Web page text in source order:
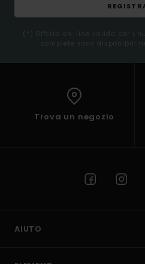
(*) Offerta on-line valida per i
complete sono disponibili
Trova un negozio
AIUTO